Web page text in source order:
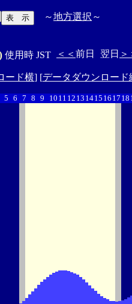
～地方選択 ～
使用時 JST ＜＜ 前日 翌日 ＞
ード横] [データダウンロード
5 6 7 8 9 10 11 12 13 1415 16 17 18